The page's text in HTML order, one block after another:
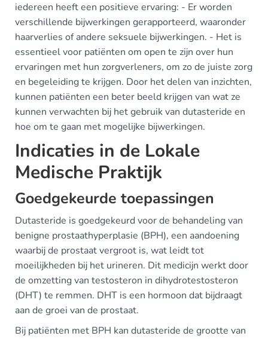
iedereen heeft een positieve ervaring: - Er worden
verschillende bijwerkingen gerapporteerd, waaronder
haarverlies of andere seksuele bijwerkingen. - Het is
essentieel voor patiënten om open te zijn over hun
ervaringen met hun zorgverleners, om zo de juiste zorg
en begeleiding te krijgen. Door het delen van inzichten,
kunnen patiënten een beter beeld krijgen van wat ze
kunnen verwachten bij het gebruik van dutasteride en
hoe om te gaan met mogelijke bijwerkingen.
Indicaties in de Lokale
Medische Praktijk
Goedgekeurde toepassingen
Dutasteride is goedgekeurd voor de behandeling van
benigne prostaathyperplasie (BPH), een aandoening
waarbij de prostaat vergroot is, wat leidt tot
moeilijkheden bij het urineren. Dit medicijn werkt door
de omzetting van testosteron in dihydrotestosteron
(DHT) te remmen. DHT is een hormoon dat bijdraagt
aan de groei van de prostaat.
Bij patiënten met BPH kan dutasteride de grootte van